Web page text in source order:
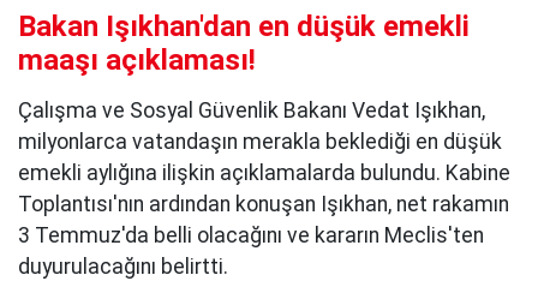
Bakan Işıkhan'dan en düşük emekli
maaşı açıklaması!
Çalışma ve Sosyal Güvenlik Bakanı Vedat Işıkhan,
milyonlarca vatandaşın merakla beklediği en düşük
emekli aylığına ilişkin açıklamalarda bulundu. Kabine
Toplantısı'nın ardından konuşan Işıkhan, net rakamın
3 Temmuz'da belli olacağını ve kararın Meclis'ten
duyurulacağını belirtti.